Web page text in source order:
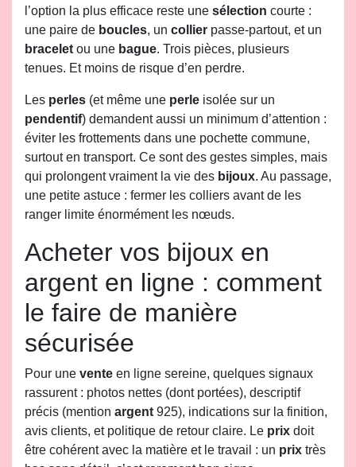
l’option la plus efficace reste une sélection courte :
une paire de boucles, un collier passe-partout, et un
bracelet ou une bague. Trois pièces, plusieurs
tenues. Et moins de risque d’en perdre.
Les perles (et même une perle isolée sur un
pendentif) demandent aussi un minimum d’attention :
éviter les frottements dans une pochette commune,
surtout en transport. Ce sont des gestes simples, mais
qui prolongent vraiment la vie des bijoux. Au passage,
une petite astuce : fermer les colliers avant de les
ranger limite énormément les nœuds.
Acheter vos bijoux en
argent en ligne : comment
le faire de manière
sécurisée
Pour une vente en ligne sereine, quelques signaux
rassurent : photos nettes (dont portées), descriptif
précis (mention argent 925), indications sur la finition,
avis clients, et politique de retour claire. Le prix doit
être cohérent avec la matière et le travail : un prix très